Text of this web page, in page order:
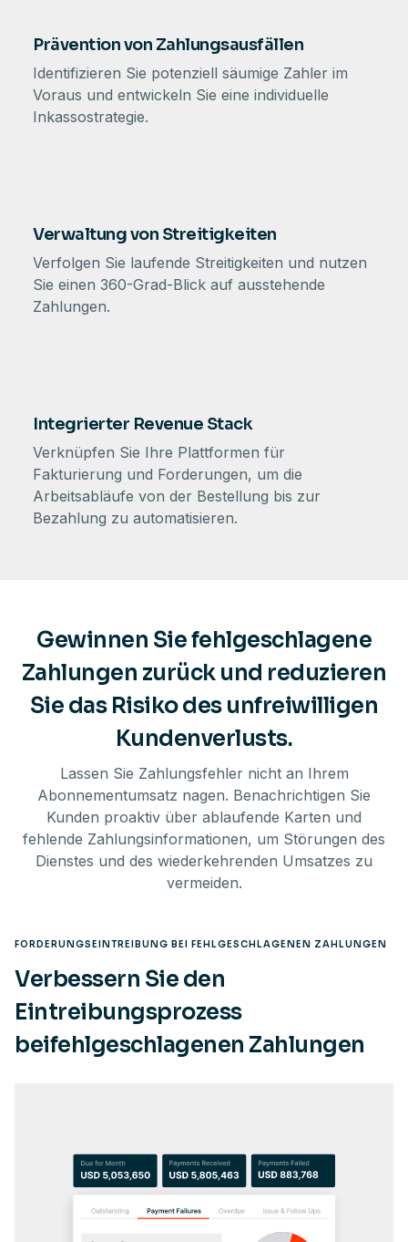
Prävention von Zahlungsausfällen
Identifizieren Sie potenziell säumige Zahler im
Voraus und entwickeln Sie eine individuelle
Inkassostrategie.
Verwaltung von Streitigkeiten
Verfolgen Sie laufende Streitigkeiten und nutzen
Sie einen 360-Grad-Blick auf ausstehende
Zahlungen.
Integrierter Revenue Stack
Verknüpfen Sie Ihre Plattformen für
Fakturierung und Forderungen, um die
Arbeitsabläufe von der Bestellung bis zur
Bezahlung zu automatisieren.
Gewinnen Sie fehlgeschlagene
Zahlungen zurück und reduzieren
Sie das Risiko des unfreiwilligen
Kundenverlusts.
Lassen Sie Zahlungsfehler nicht an Ihrem
Abonnementumsatz nagen. Benachrichtigen Sie
Kunden proaktiv über ablaufende Karten und
fehlende Zahlungsinformationen, um Störungen des
Dienstes und des wiederkehrenden Umsatzes zu
vermeiden.
FORDERUNGSEINTREIBUNG BEI FEHLGESCHLAGENEN ZAHLUNGEN
Verbessern Sie den
Eintreibungsprozess
beifehlgeschlagenen Zahlungen